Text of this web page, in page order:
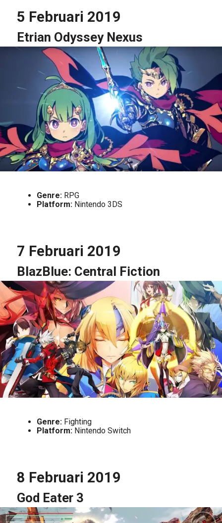
5 Februari 2019
Etrian Odyssey Nexus
Genre:RPG
Platform:Nintendo 3DS
7 Februari 2019
BlazBlue: Central Fiction
Genre:Fighting
Platform:Nintendo Switch
8 Februari 2019
God Eater 3